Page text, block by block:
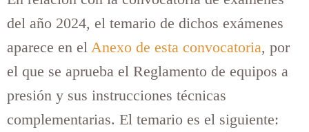
del año 2024, el temario de dichos exámenes
aparece en el Anexo de esta convocatoria, por
el que se aprueba el Reglamento de equipos a
presión y sus instrucciones técnicas
complementarias. El temario es el siguiente: